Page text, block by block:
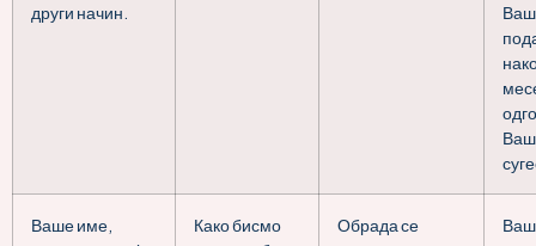
други начин.
Ваш
Ваше име,
Како бисмо
Обрада се